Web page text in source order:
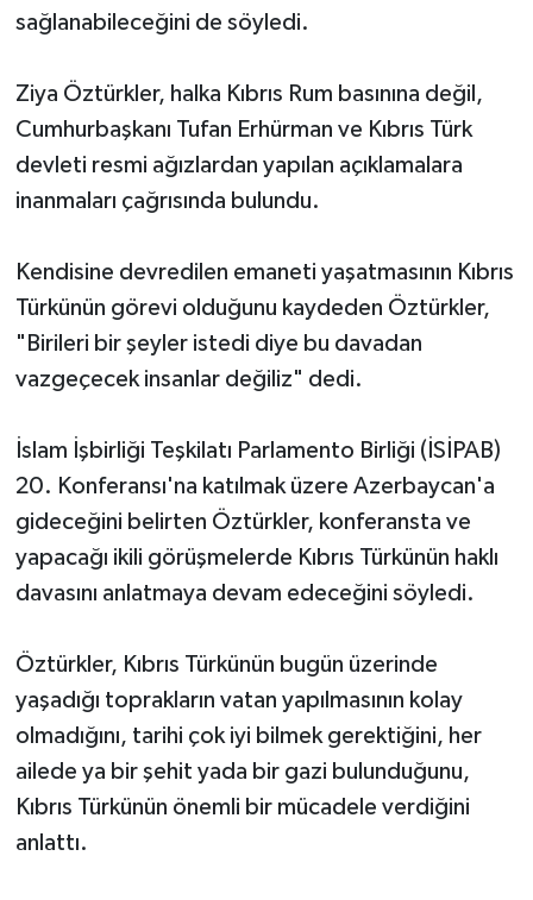
sağlanabileceğini de söyledi.
Ziya Öztürkler, halka Kıbrıs Rum basınına değil,
Cumhurbaşkanı Tufan Erhürman ve Kıbrıs Türk
devleti resmi ağızlardan yapılan açıklamalara
inanmaları çağrısında bulundu.
Kendisine devredilen emaneti yaşatmasının Kıbrıs
Türkünün görevi olduğunu kaydeden Öztürkler,
"Birileri bir şeyler istedi diye bu davadan
vazgeçecek insanlar değiliz" dedi.
İslam İşbirliği Teşkilatı Parlamento Birliği (İSİPAB)
20. Konferansı'na katılmak üzere Azerbaycan'a
gideceğini belirten Öztürkler, konferansta ve
yapacağı ikili görüşmelerde Kıbrıs Türkünün haklı
davasını anlatmaya devam edeceğini söyledi.
Öztürkler, Kıbrıs Türkünün bugün üzerinde
yaşadığı toprakların vatan yapılmasının kolay
olmadığını, tarihi çok iyi bilmek gerektiğini, her
ailede ya bir şehit yada bir gazi bulunduğunu,
Kıbrıs Türkünün önemli bir mücadele verdiğini
anlattı.